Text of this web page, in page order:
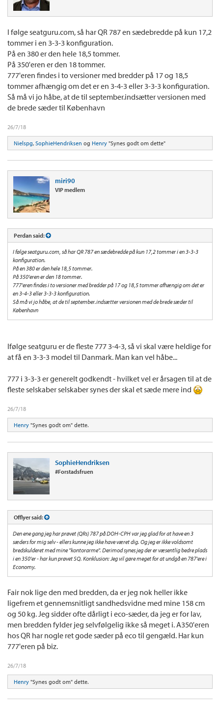
I følge seatguru.com, så har QR 787 en sædebredde på kun 17,2
tommer i en 3-3-3 konfiguration.
På en 380 er den hele 18,5 tommer.
På 350'eren er den 18 tommer.
777'eren findes i to versioner med bredder på 17 og 18,5
tommer afhængig om det er en 3-4-3 eller 3-3-3 konfiguration.
Så må vi jo håbe, at de til september.indsætter versionen med
de brede sæder til København
26/7/18
Nielspg, SophieHendriksen og Henry "Synes godt om dette"
miri90
VIP medlem
Perdan said:
I følge seatguru.com, så har QR 787 en sædebredde på kun 17,2 tommer i en 3-3-3
konfiguration.
På en 380 er den hele 18,5 tommer.
På 350'eren er den 18 tommer.
777'eren findes i to versioner med bredder på 17 og 18,5 tommer afhængig om det er
en 3-4-3 eller 3-3-3 konfiguration.
Så må vi jo håbe, at de til september.indsætter versionen med de brede sæder til
København
Ifølge seatguru er de fleste 777 3-4-3, så vi skal være heldige for
at få en 3-3-3 model til Danmark. Man kan vel håbe...
777 i 3-3-3 er generelt godkendt - hvilket vel er årsagen til at de
fleste selskaber selskaber synes der skal et sæde mere ind
26/7/18
Henry "Synes godt om" dette.
SophieHendriksen
#Forstadsfruen
Offlyer said:
Den ene gang jeg har prøvet (QRs) 787 på DOH-CPH var jeg glad for at have en 3
sæders for mig selv - ellers kunne jeg ikke have været dig. Og jeg er ikke voldsomt
bredskulderet med mine "kontorarme". Derimod synes jeg der er væsentlig bedre plads
i en 350'er - har kun prøvet SQ. Konklusion: Jeg vil gøre meget for at undgå en 787'ere i
Economy.
Fair nok lige den med bredden, da er jeg nok heller ikke
ligefrem et gennemsnitligt sandhedsvidne med mine 158 cm
og 50 kg. Jeg sidder ofte dårligt i eco-sæder, da jeg er for lav,
men bredden fylder jeg selvfølgelig ikke så meget i. A350'eren
hos QR har nogle ret gode sæder på eco til gengæld. Har kun
777'eren på biz.
26/7/18
Henry "Synes godt om" dette.